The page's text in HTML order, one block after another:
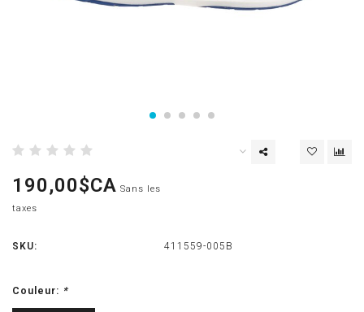
190,00$CA Sans les
taxes
SKU: 411559-005B
Couleur: *